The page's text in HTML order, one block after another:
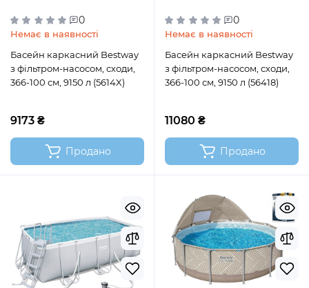
0
Немає в наявності
Басейн каркасний Bestway
з фільтром-насосом, сходи,
366-100 см, 9150 л (5614X)
9173 ₴
Продано
0
Немає в наявності
Басейн каркасний Bestway
з фільтром-насосом, сходи,
366-100 см, 9150 л (56418)
11080 ₴
Продано